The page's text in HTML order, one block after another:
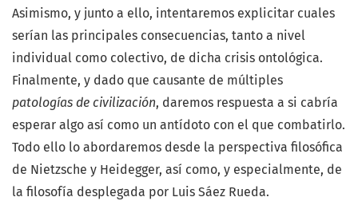
Asimismo, y junto a ello, intentaremos explicitar cuales
serían las principales consecuencias, tanto a nivel
individual como colectivo, de dicha crisis ontológica.
Finalmente, y dado que causante de múltiples
patologías de civilización, daremos respuesta a si cabría
esperar algo así como un antídoto con el que combatirlo.
Todo ello lo abordaremos desde la perspectiva filosófica
de Nietzsche y Heidegger, así como, y especialmente, de
la filosofía desplegada por Luis Sáez Rueda.